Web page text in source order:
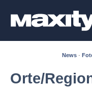
News ·
Orte/